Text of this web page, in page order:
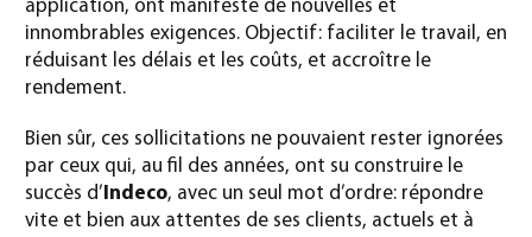
application, ont manifesté de nouvelles et
innombrables exigences. Objectif: faciliter le travail, en
réduisant les délais et les coûts, et accroître le
rendement.
Bien sûr, ces sollicitations ne pouvaient rester ignorées
par ceux qui, au fil des années, ont su construire le
succès d’ Indeco, avec un seul mot d’ordre: répondre
vite et bien aux attentes de ses clients, actuels et à